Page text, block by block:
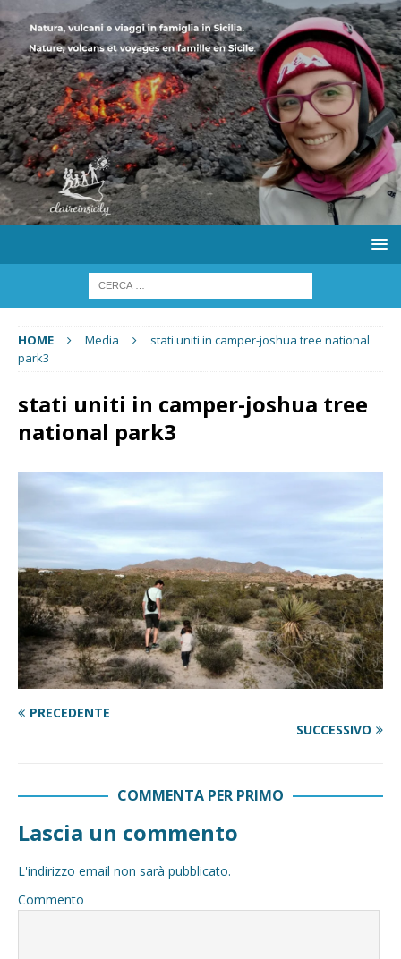
HOME Media
stati uniti in camper-joshua tree national
park3
stati uniti in camper-joshua tree
national park3
PRECEDENTE
SUCCESSIVO
COMMENTA PER PRIMO
Lascia un commento
L'indirizzo email non sarà pubblicato.
Commento